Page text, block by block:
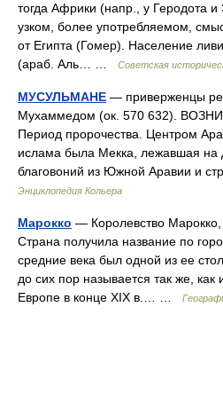
тогда Африки (напр., у Геродота
узком, более употребляемом,
от Египта (Гомер). Население
(араб. Аль… …
Советская
МУСУЛЬМАНЕ — приверженцы
Мухаммедом (ок. 570 632).
Период пророчества. Центром
ислама была Мекка, лежавшая на
благовоний из Южной Аравии и
Энциклопедия Кольера
Марокко — Королевство
Страна получила название по
средние века был одной из ее
до сих пор называется так же,
Европе в конце XIX в.… …